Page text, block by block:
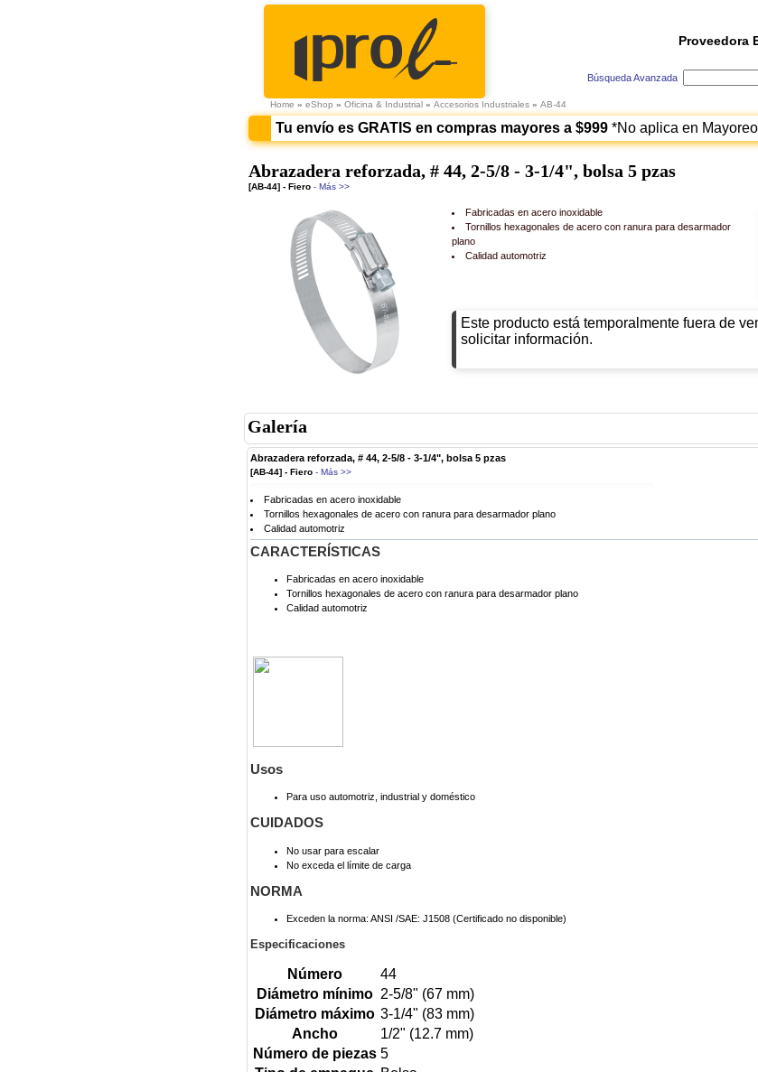
Proveedora
Búsqueda Avanzada
Home » eShop » Oficina & Industrial » Accesorios Industriales » AB-44
Tu envío es GRATIS en compras mayores a $999*No aplica en
Abrazadera reforzada, # 44, 2-5/8 - 3-1/4", bolsa 5 pzas
[AB-44] - Fiero- Más >>
Fabricadas en acero inoxidable
Tornillos hexagonales de acero con ranura para desarmador
plano
Calidad automotriz
Este producto está temporalmente fuera de
solicitar información.
Galería
Abrazadera reforzada, # 44, 2-5/8 - 3-1/4", bolsa 5 pzas
[AB-44] - Fiero- Más >>
Fabricadas en acero inoxidable
Tornillos hexagonales de acero con ranura para desarmador plano
Calidad automotriz
CARACTERÍSTICAS
Fabricadas en acero inoxidable
Tornillos hexagonales de acero con ranura para desarmador plano
Calidad automotriz
Usos
Para uso automotriz, industrial y doméstico
CUIDADOS
No usar para escalar
No exceda el límite de carga
NORMA
Exceden la norma: ANSI /SAE: J1508 (Certificado no disponible)
Especificaciones
Número
44
Diámetro mínimo 2-5/8" (67 mm)
Diámetro máximo 3-1/4" (83 mm)
Ancho
1/2" (12.7 mm)
Número de piezas 5